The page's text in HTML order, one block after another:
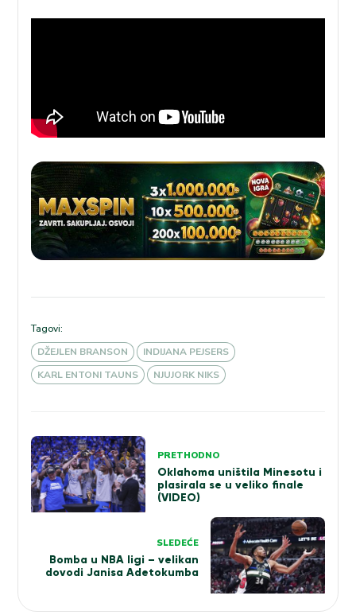
Tagovi:
DŽEJLEN BRANSON
INDIJANA PEJSERS
KARL ENTONI TAUNS
NJUJORK NIKS
Kretanje
članka
PRETHODNO
Oklahoma uništila Minesotu i
plasirala se u veliko finale
(VIDEO)
SLEDEĆE
Bomba u NBA ligi – velikan
dovodi Janisa Adetokumba